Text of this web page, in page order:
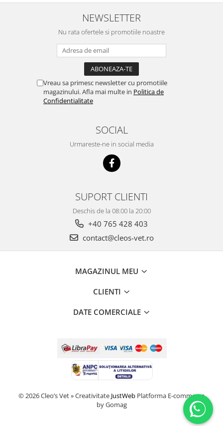
NEWSLETTER
Nu rata ofertele si promotiile noastre
Vreau sa primesc newsletter cu promotiile
magazinului. Afla mai multe in Politica de
Confidentialitate
SOCIAL
Urmareste-ne in social media
SUPORT CLIENTI
Deschis de la 08:00 la 20:00
+40 765 428 403
contact@cleos-vet.ro
MAGAZINUL MEU
CLIENTI
DATE COMERCIALE
© 2026 Cleo’s Vet » Creativitate JustWeb Platforma E-commerce
by Gomag